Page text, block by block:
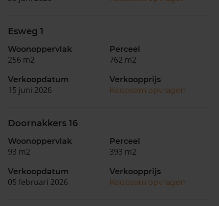
Esweg 1
Woonoppervlak
256 m2
Perceel
762 m2
Verkoopdatum
15 juni 2026
Verkoopprijs
Koopsom opvragen
Doornakkers 16
Woonoppervlak
93 m2
Perceel
393 m2
Verkoopdatum
05 februari 2026
Verkoopprijs
Koopsom opvragen